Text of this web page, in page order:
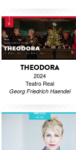
THEODORA
2024
Teatro Real
Georg Friedrich Haendel